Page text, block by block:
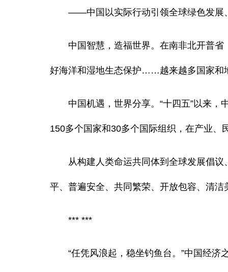
——中国以实际行动引领全球绿色发展、
中国智慧，造福世界。在南非北开普省
好海洋和湿地生态保护……越来越多国家和
中国机遇，世界分享。“十四五”以来，
150多个国家和30多个国际组织，在产业、
从构建人类命运共同体到全球发展倡议
平、普遍安全、共同繁荣、开放包容、清洁
*** ***
“任凭风浪起，稳坐钓鱼台。”中国经济